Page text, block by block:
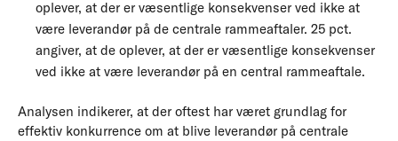
oplever, at der er væsentlige konsekvenser ved ikke at
være leverandør på de centrale rammeaftaler. 25 pct.
angiver, at de oplever, at der er væsentlige konsekvenser
ved ikke at være leverandør på en central rammeaftale.
Analysen indikerer, at der oftest har været grundlag for
effektiv konkurrence om at blive leverandør på centrale